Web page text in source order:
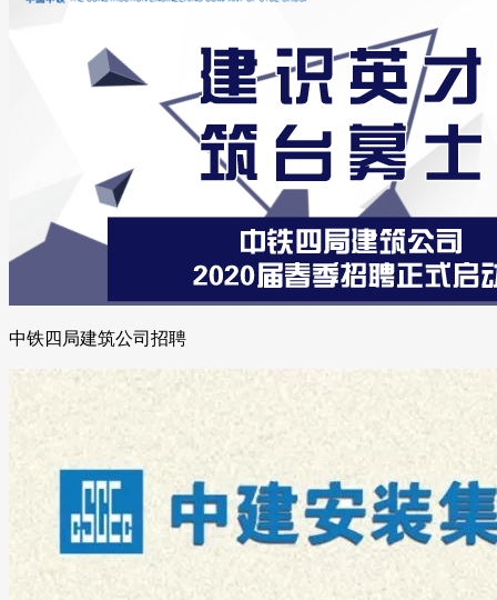
中铁四局建筑公司招聘